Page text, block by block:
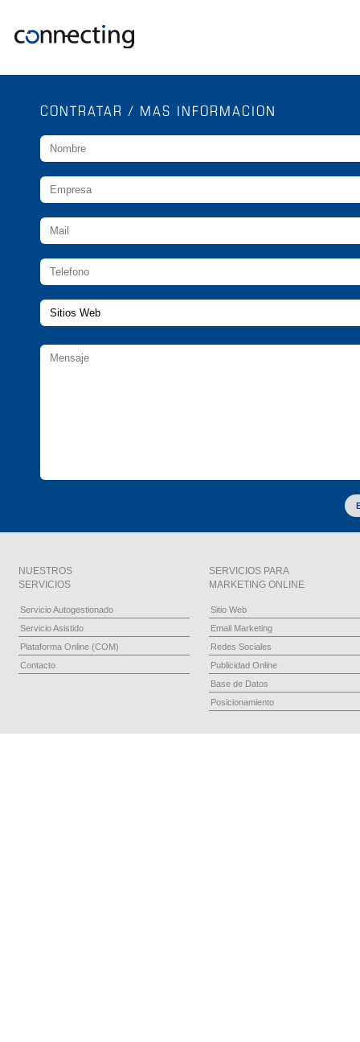
CONTRATAR / MAS INFORMACION
NUESTROS
SERVICIOS
Servicio Autogestionado
Servicio Asistido
Plataforma Online (COM)
Contacto
SERVICIOS PARA
MARKETING ONLINE
Sitio Web
Email Marketing
Redes Sociales
Publicidad Online
Base de Datos
Posicionamiento